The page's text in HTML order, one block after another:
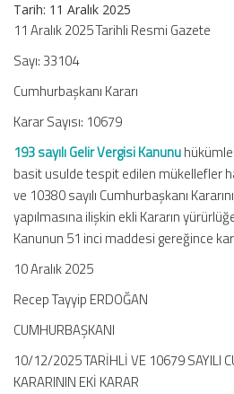
Eki
Kararda
İlişkin
(Karar
Sayısı:
10679)
için
Tarih: 11 Aralık 2025
11 Aralık 2025 Tarihli Resmi Gazete
Sayı: 33104
Cumhurbaşkanı Kararı
Karar Sayısı: 10679
193 sayılı Gelir Vergisi Kanunu
basit usulde tespit edilen mükellefler
ve 10380 sayılı Cumhurbaşkanı
yapılmasına ilişkin ekli Kararın
Kanunun 51 inci maddesi gereğince
10 Aralık 2025
Recep Tayyip ERDOĞAN
CUMHURBAŞKANI
10/12/2025 TARİHLİ VE 10679 SAYILI
KARARININ EKİ KARAR